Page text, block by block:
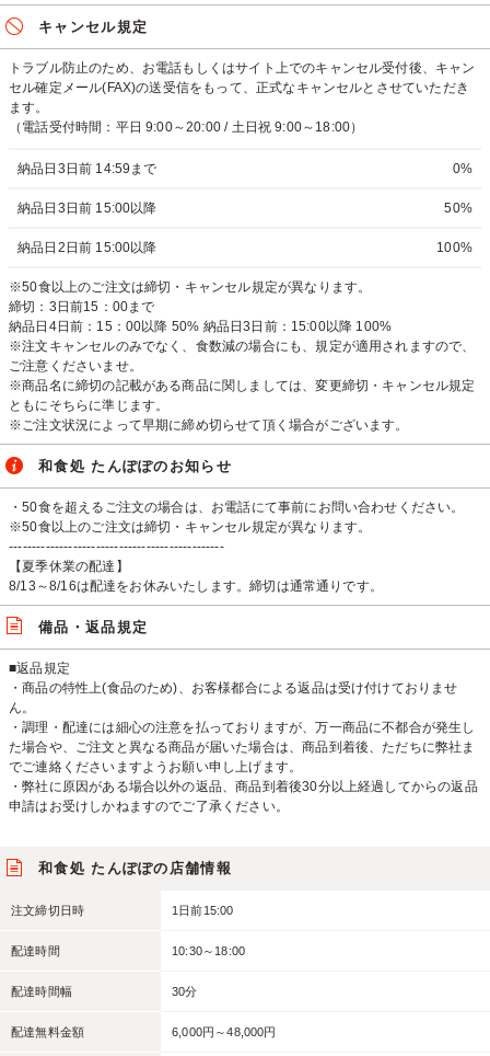
キャンセル規定
トラブル防止のため、お電話もしくはサイト上でのキャンセル受付後、キャン
セル確定メール(FAX)の送受信をもって、正式なキャンセルとさせていただき
ます。
（電話受付時間：平日 9:00～20:00 / 土日祝 9:00～18:00）
納品日3日前 14:59まで 0%
納品日3日前 15:00以降 50%
納品日2日前 15:00以降 100%
※50食以上のご注文は締切・キャンセル規定が異なります。
締切：3日前15：00まで
納品日4日前：15：00以降 50% 納品日3日前：15:00以降 100%
※注文キャンセルのみでなく、食数減の場合にも、規定が適用されますので、
ご注意くださいませ。
※商品名に締切の記載がある商品に関しましては、変更締切・キャンセル規定
ともにそちらに準じます。
※ご注文状況によって早期に締め切らせて頂く場合がございます。
和食処 たんぽぽのお知らせ
・50食を超えるご注文の場合は、お電話にて事前にお問い合わせください。
※50食以上のご注文は締切・キャンセル規定が異なります。
-----------------------------------------------
【夏季休業の配達】
8/13～8/16は配達をお休みいたします。締切は通常通りです。
備品・返品規定
■返品規定
・商品の特性上(食品のため)、お客様都合による返品は受け付けておりませ
ん。
・調理・配達には細心の注意を払っておりますが、万一商品に不都合が発生し
た場合や、ご注文と異なる商品が届いた場合は、商品到着後、ただちに弊社ま
でご連絡くださいますようお願い申し上げます。
・弊社に原因がある場合以外の返品、商品到着後30分以上経過してからの返品
申請はお受けしかねますのでご了承ください。
和食処 たんぽぽの店舗情報
注文締切日時 1日前15:00
配達時間 10:30～18:00
配達時間幅 30分
配達無料金額 6,000円～48,000円